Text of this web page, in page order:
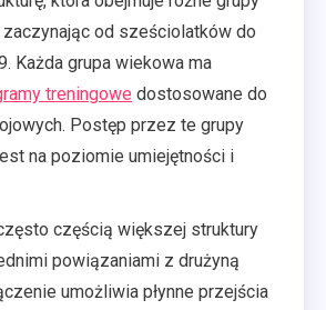
od sześciolatków do
Każda grupa wiekowa ma
treningowe dostosowane do
Postęp przez te grupy
na poziomie umiejętności i
częścią większej struktury
powiązaniami z drużyną
umożliwia płynne przejścia